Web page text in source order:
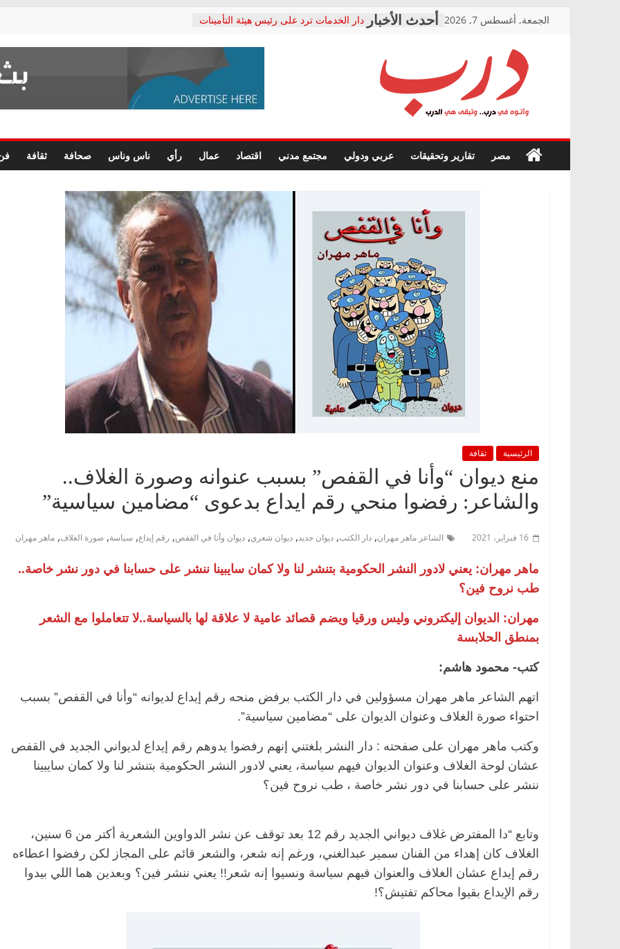
الجمعة, أغسطس 7, 2026
دار الخدمات ترد على رئيس هيئة التأمينات
معاناة أصحاب المعاشات.. ونطالب بكشف
فرحات سليمان يكتب: القطاع الصحي إلى
حزب التحالف الشعبي يطلق لجنة “الحق
صور .. اعتماد الرسومات النهائية للقرار
الوزاري لمدينة الصحفيين.. وانتهاء أعمال
إنشاء المبنى الإداري
متابعة قضية الدكتور محمد زهران.. ويؤكد:
قرينة البراءة وضمانات المحاكمة العادلة
حق أصيل
درب
في
درب..
مصر تقارير وتحقيقات عربي ودولي مجتمع مدني اقتصاد عمال رأي ناس وناس صحافة ثقافة
الرئيسية ثقافة
منع ديوان “وأنا في القفص” بسبب عنوانه وصورة الغلاف..
والشاعر: رفضوا منحي رقم ايداع بدعوى “مضامين سياسية”
16 فبراير، 2021 الشاعر ماهر مهران, دار الكتب, ديوان جديد, ديوان شعري, ديوان وأنا في القفص, رقم إيداع, سياسة, صورة الغلاف, ماهر مهران
ماهر مهران: يعني لادور النشر الحكومية بتنشر لنا ولا كمان سايبينا ننشر على حسابنا في دور نشر خاصة..
طب نروح فين؟
مهران: الديوان إليكتروني وليس ورقيا ويضم قصائد عامية لا علاقة لها بالسياسة..لا تتعاملوا مع الشعر
بمنطق الحلابسة
كتب- محمود هاشم:
اتهم الشاعر ماهر مهران مسؤولين في دار الكتب برفض منحه رقم إيداع لديوانه “وأنا في القفص” بسبب
احتواء صورة الغلاف وعنوان الديوان على “مضامين سياسية”.
وكتب ماهر مهران على صفحته : دار النشر بلغتني إنهم رفضوا يدوهم رقم إيداع لديواني الجديد في القفص
عشان لوحة الغلاف وعنوان الديوان فيهم سياسة، يعني لادور النشر الحكومية بتنشر لنا ولا كمان سايبينا
ننشر على حسابنا في دور نشر خاصة ، طب نروح فين؟
وتابع “دا المفترض غلاف ديواني الجديد رقم 12 بعد توقف عن نشر الدواوين الشعرية أكتر من 6 سنين،
الغلاف كان إهداء من الفنان سمير عبدالغني، ورغم إنه شعر، والشعر قائم على المجاز لكن رفضوا اعطاءه
رقم إيداع عشان الغلاف والعنوان فيهم سياسة ونسيوا إنه شعر!! يعني ننشر فين؟ وبعدين هما اللي بيدوا
رقم الإيداع بقيوا محاكم تفتيش؟!